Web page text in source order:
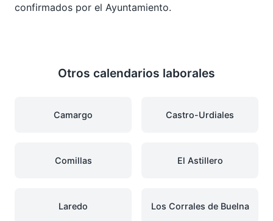
confirmados por el Ayuntamiento.
Otros calendarios laborales
Camargo Castro-Urdiales
Comillas El Astillero
Laredo Los Corrales de Buelna